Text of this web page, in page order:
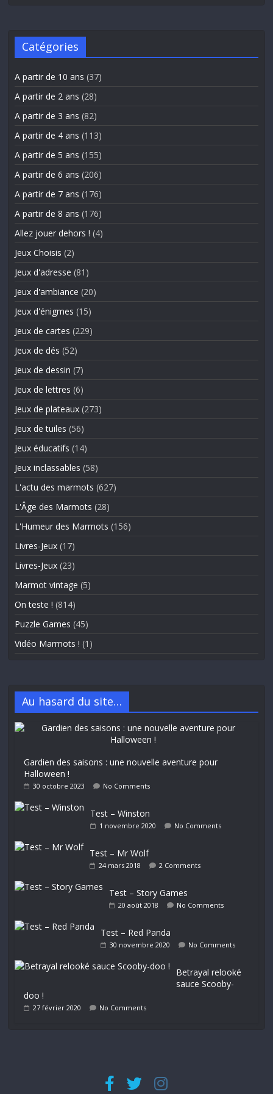
Catégories
A partir de 10 ans (37)
A partir de 2 ans (28)
A partir de 3 ans (82)
A partir de 4 ans (113)
A partir de 5 ans (155)
A partir de 6 ans (206)
A partir de 7 ans (176)
A partir de 8 ans (176)
Allez jouer dehors ! (4)
Jeux Choisis (2)
Jeux d'adresse (81)
Jeux d'ambiance (20)
Jeux d'énigmes (15)
Jeux de cartes (229)
Jeux de dés (52)
Jeux de dessin (7)
Jeux de lettres (6)
Jeux de plateaux (273)
Jeux de tuiles (56)
Jeux éducatifs (14)
Jeux inclassables (58)
L'actu des marmots (627)
L'Âge des Marmots (28)
L'Humeur des Marmots (156)
Livres-Jeux (17)
Livres-Jeux (23)
Marmot vintage (5)
On teste ! (814)
Puzzle Games (45)
Vidéo Marmots ! (1)
Au hasard du site…
Gardien des saisons : une nouvelle aventure pour
Halloween !
30 octobre 2023 No Comments
Test – Winston
1 novembre 2020 No Comments
Test – Mr Wolf
24 mars 2018 2 Comments
Test – Story Games
20 août 2018 No Comments
Test – Red Panda
30 novembre 2020 No Comments
Betrayal relooké
sauce Scooby-
doo !
27 février 2020 No Comments